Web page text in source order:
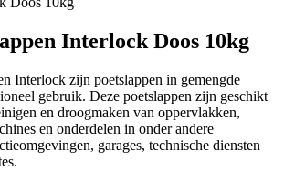
Interlock Doos 10kg
Interlock zijn poetslappen in gemengde
gebruik. Deze poetslappen zijn geschikt
en droogmaken van oppervlakken,
en onderdelen in onder andere
garages, technische diensten